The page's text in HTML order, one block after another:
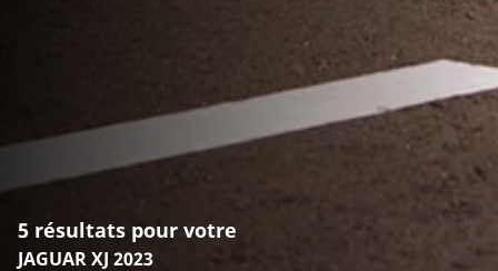
5 résultats pour votre
JAGUAR XJ 2023